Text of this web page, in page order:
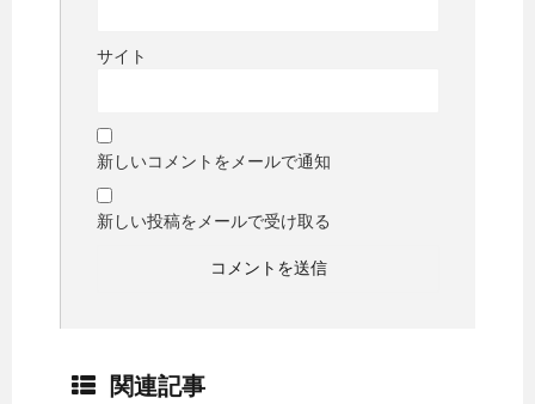
サイト
新しいコメントをメールで通知
新しい投稿をメールで受け取る
関連記事